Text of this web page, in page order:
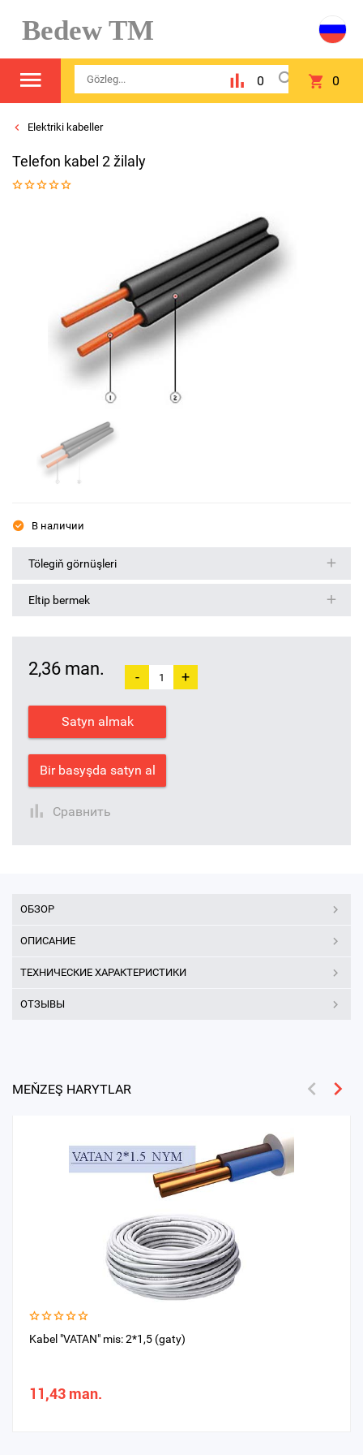
Bedew TM
0 0
Elektriki kabeller
Telefon kabel 2 žilaly
В наличии
Tölegiň görnüşleri
Eltip bermek
2,36 man. - +
Satyn almak
Bir basyşda satyn al
Сравнить
ОБЗОР
ОПИСАНИЕ
ТЕХНИЧЕСКИЕ ХАРАКТЕРИСТИКИ
ОТЗЫВЫ
MEŇZEŞ HARYTLAR
Kabel "VATAN" mis: 2*1,5 (gaty)
11,43 man.